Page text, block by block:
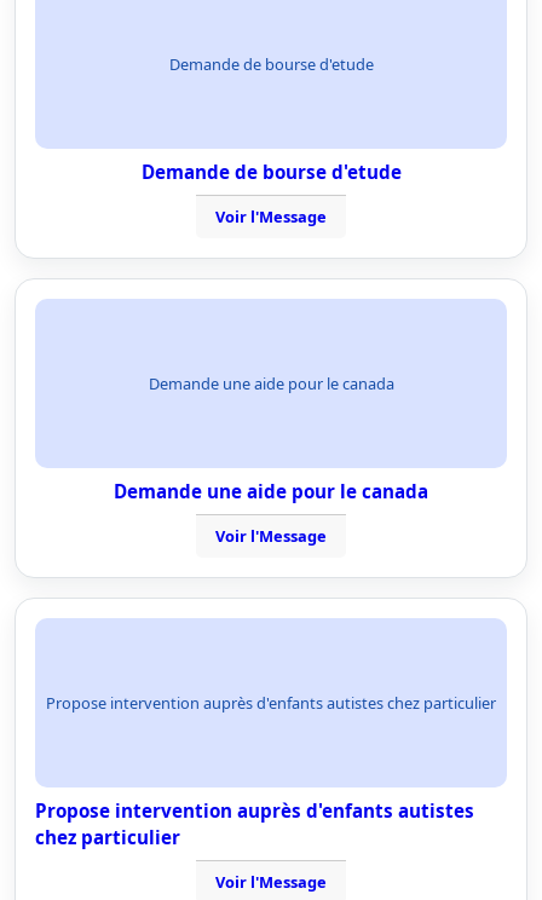
Demande de bourse d'etude
Demande de bourse d'etude
Voir l'Message
Demande une aide pour le canada
Demande une aide pour le canada
Voir l'Message
Propose intervention auprès d'enfants autistes chez particulier
Propose intervention auprès d'enfants autistes
chez particulier
Voir l'Message